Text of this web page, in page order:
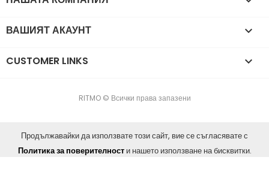
ВАШИЯТ АКАУНТ 
CUSTOMER LINKS 
RITMO © Всички права запазени
Продължавайки да използвате този сайт, вие се съгласявате с
Политика за поверителности нашето използване на бисквитки.